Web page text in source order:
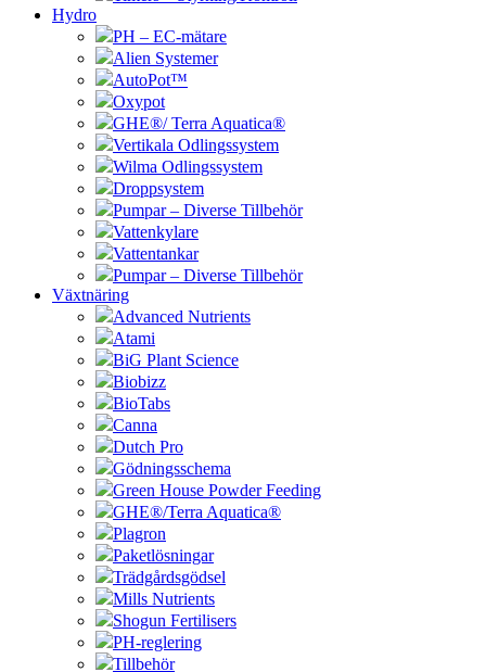
Hydro
PH – EC-mätare
Alien Systemer
AutoPot™
Oxypot
GHE®/ Terra Aquatica®
Vertikala Odlingssystem
Wilma Odlingssystem
Droppsystem
Pumpar – Diverse Tillbehör
Vattenkylare
Vattentankar
Pumpar – Diverse Tillbehör
Växtnäring
Advanced Nutrients
Atami
BiG Plant Science
Biobizz
BioTabs
Canna
Dutch Pro
Gödningsschema
Green House Powder Feeding
GHE®/Terra Aquatica®
Plagron
Paketlösningar
Trädgårdsgödsel
Mills Nutrients
Shogun Fertilisers
PH-reglering
Tillbehör